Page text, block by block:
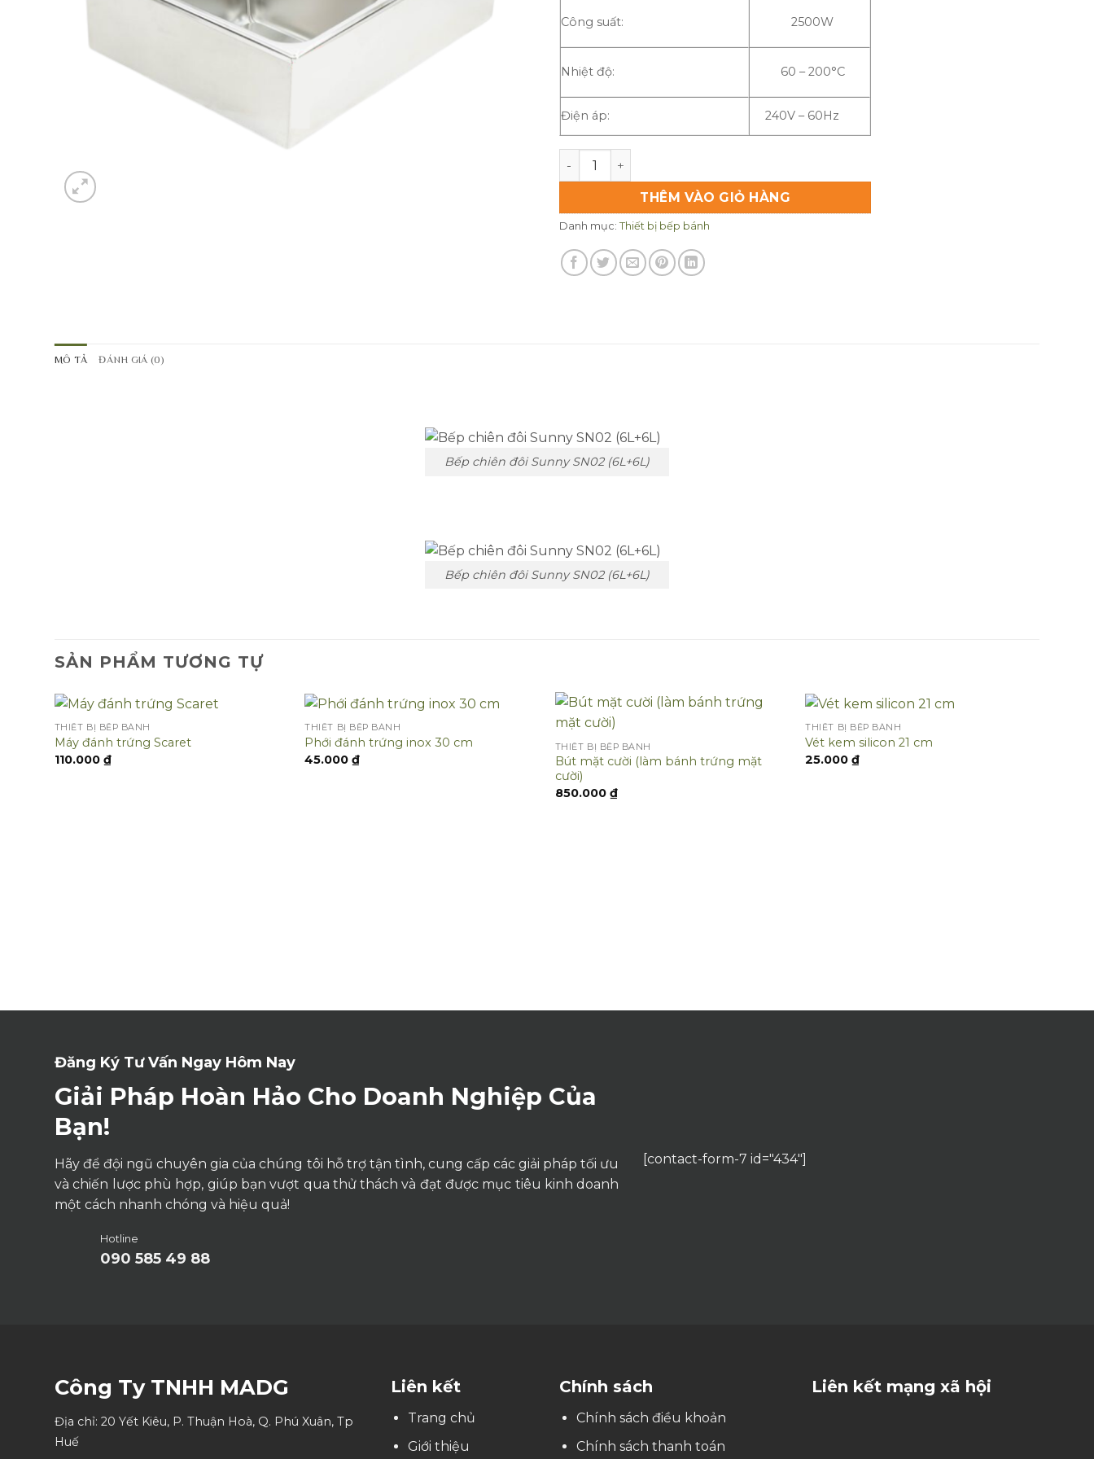
Công suất: 2500W
Nhiệt độ: 60 – 200°C
Điện áp: 240V – 60Hz
Bếp chiên đôi Sunny SN02 số lượng
THÊM VÀO GIỎ HÀNG
Danh mục: Thiết bị bếp bánh
MÔ TẢ ĐÁNH GIÁ (0)
Bếp chiên đôi Sunny SN02 (6L+6L)
Bếp chiên đôi Sunny SN02 (6L+6L)
SẢN PHẨM TƯƠNG TỰ
THIẾT BỊ BẾP BÁNH
Máy đánh trứng Scaret
110.000 ₫
THIẾT BỊ BẾP BÁNH
Phới đánh trứng inox 30 cm
45.000₫
THIẾT BỊ BẾP BÁNH
Bút mặt cười (làm bánh trứng mặt
cười)
850.000 ₫
THIẾT BỊ BẾP BÁNH
Vét kem silicon 21 cm
25.000₫
Đăng Ký Tư Vấn Ngay Hôm Nay
Giải Pháp Hoàn Hảo Cho Doanh Nghiệp Của
Bạn!
Hãy để đội ngũ chuyên gia của chúng tôi hỗ trợ tận tình, cung cấp các giải pháp tối ưu
và chiến lược phù hợp, giúp bạn vượt qua thử thách và đạt được mục tiêu kinh doanh
một cách nhanh chóng và hiệu quả!
Hotline
090 585 49 88
[contact-form-7 id="434"]
Công Ty TNHH MADG
Địa chỉ: 20 Yết Kiêu, P. Thuận Hoà, Q. Phú Xuân, Tp
Huế
Liên kết
Trang chủ
Giới thiệu
Chính sách
Chính sách điều khoản
Chính sách thanh toán
Liên kết mạng xã hội